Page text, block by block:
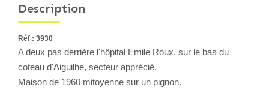
Newsletters
Nous Rejoindre
Description
Réf : 3930
A deux pas derrière l'hôpital Emile Roux, sur le bas du
coteau d'Aiguilhe, secteur apprécié.
Maison de 1960 mitoyenne sur un pignon.